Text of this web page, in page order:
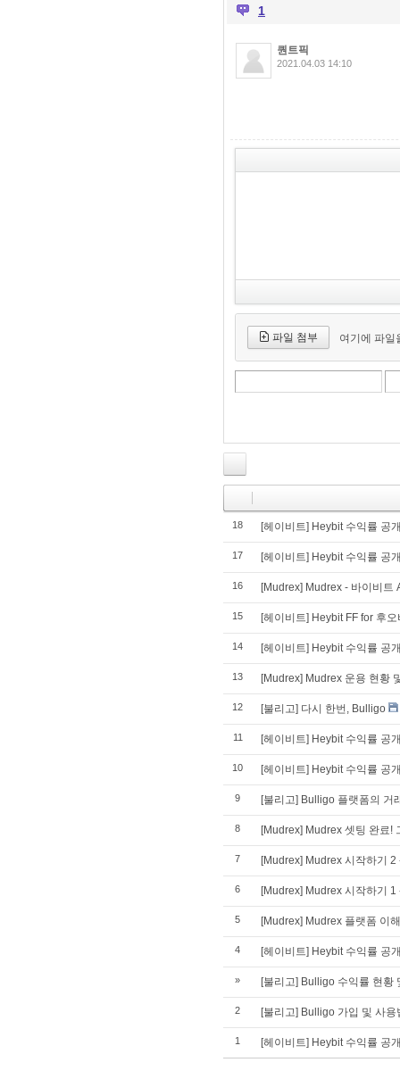
1
퀀트픽
2021.04.03 14:10
파일 첨부 여기에 파일
18 [헤이비트] Heybit 수익률 공
17 [헤이비트] Heybit 수익률 공
16 [Mudrex] Mudrex - 바이비트
15 [헤이비트] Heybit FF for 후
14 [헤이비트] Heybit 수익률 공
13 [Mudrex] Mudrex 운용 현황
12 [불리고] 다시 한번, Bulligo
11 [헤이비트] Heybit 수익률 공
10 [헤이비트] Heybit 수익률 공
9 [불리고] Bulligo 플랫폼의 거
8 [Mudrex] Mudrex 셋팅 완료!
7 [Mudrex] Mudrex 시작하기
6 [Mudrex] Mudrex 시작하기
5 [Mudrex] Mudrex 플랫폼 이
4 [헤이비트] Heybit 수익률 공
» [불리고] Bulligo 수익률 현황
2 [불리고] Bulligo 가입 및 사용
1 [헤이비트] Heybit 수익률 공